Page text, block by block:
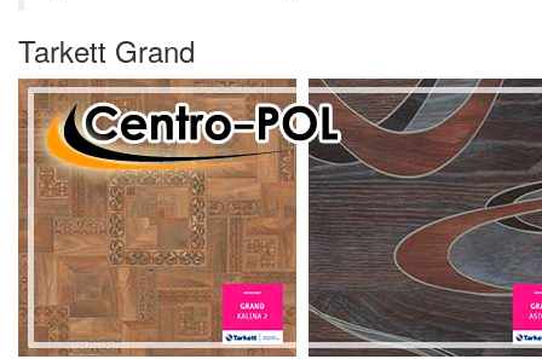
Tarkett Grand